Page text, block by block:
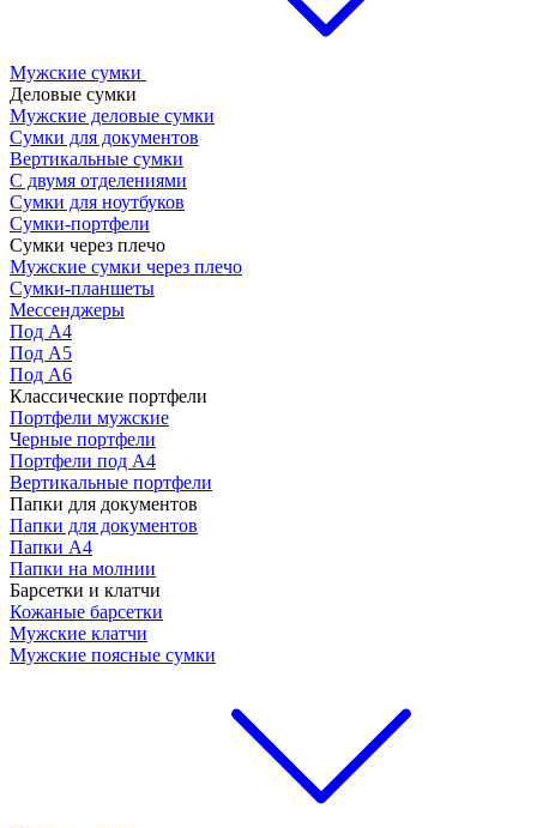
Мужские сумки
Деловые сумки
Мужские деловые сумки
Сумки для документов
Вертикальные сумки
С двумя отделениями
Сумки для ноутбуков
Сумки-портфели
Сумки через плечо
Мужские сумки через плечо
Сумки-планшеты
Мессенджеры
Под А4
Под А5
Под А6
Классические портфели
Портфели мужские
Черные портфели
Портфели под А4
Вертикальные портфели
Папки для документов
Папки для документов
Папки А4
Папки на молнии
Барсетки и клатчи
Кожаные барсетки
Мужские клатчи
Мужские поясные сумки